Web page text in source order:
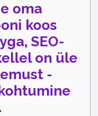
oma
koos
SEO-
on üle
-